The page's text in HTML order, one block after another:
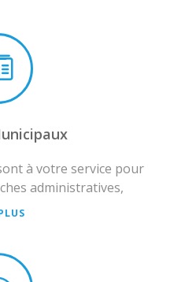
à votre service pour
administratives,